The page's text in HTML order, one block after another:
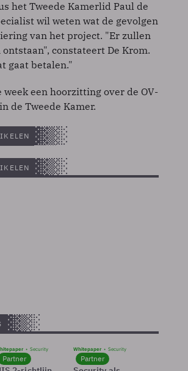
het Tweede Kamerlid Paul de
wil weten wat de gevolgen
van het project. "Er zullen
constateert De Krom.
gaat betalen."
week een hoorzitting over de OV-
de Tweede Kamer.
Security
Partner
Whitepaper Security
Partner